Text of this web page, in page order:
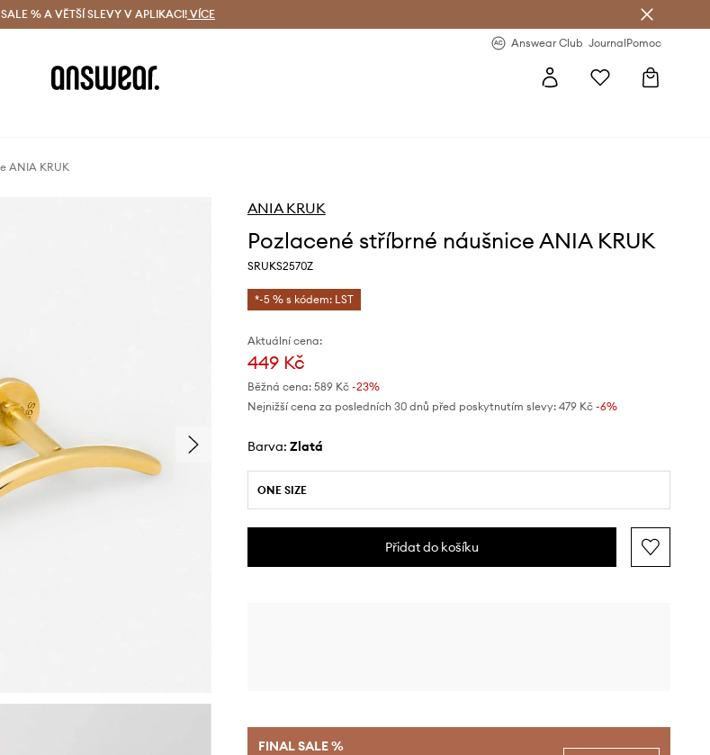
Kč) Doručení i do 24 h
% A VĚTŠÍ SLEVY V APLIKACI! VÍCE
Answear Club JournalPomoc
ANIA KRUK
ANIA KRUK
Pozlacené stříbrné náušnice ANIA KRUK
SRUKS2570Z
*-5 % s kódem: LST
Aktuální cena:
449 Kč
Běžná cena: 589 Kč-23%
Nejnižší cena za posledních 30 dnů před poskytnutím slevy: 479 Kč -6%
Barva: zlatá
ONE SIZE
Přidat do košíku
FINAL SALE %